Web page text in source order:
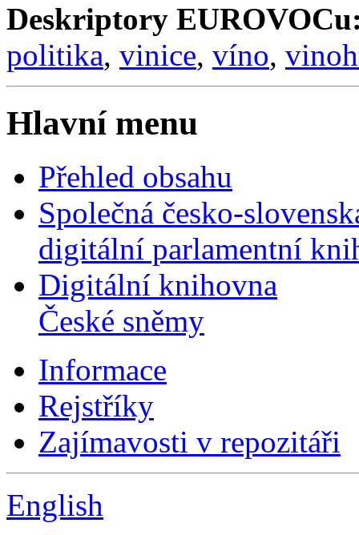
Deskriptory
politika, vinice, víno,
Hlavní menu
Přehled obsahu
Společná česko-
digitální parlamentní
Digitální knihovna
České sněmy
Informace
Rejstříky
Zajímavosti v repozitáři
English